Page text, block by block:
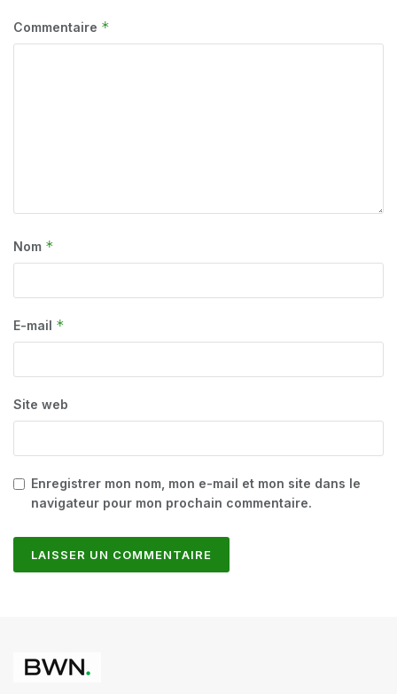
Commentaire *
Nom *
E-mail *
Site web
Enregistrer mon nom, mon e-mail et mon site dans le
navigateur pour mon prochain commentaire.